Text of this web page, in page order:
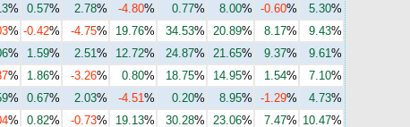
% 0.57% 2.78% -4.80% 0.77% 8.00% -0.60% 5.30%
% -0.42% -4.75% 19.76% 34.53% 20.89% 8.17% 9.43%
% 1.59% 2.51 % 12.72% 24.87% 21.65% 9.37% 9.61 %
% 1.86% -3.26% 0.80% 18.75% 14.95% 1.54% 7.10%
% 0.67% 2.03% -4.51 % 0.20% 8.95% -1.29% 4.73%
% 0.82% -0.73% 19.13% 30.28% 23.06% 7.47% 10.47%